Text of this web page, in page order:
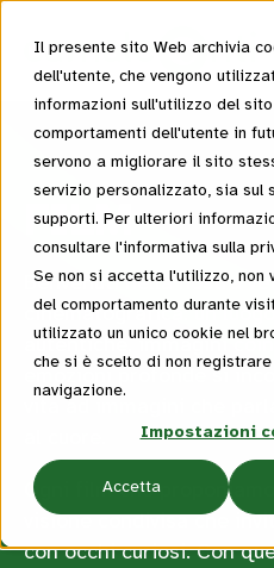
Il presente sito Web archivia
dell'utente, che vengono
informazioni sull'utilizzo del
comportamenti dell'utente in
servono a migliorare il sito
servizio personalizzato, sia sul
supporti. Per ulteriori
consultare l'informativa sulla
Se non si accetta l'utilizzo, non
del comportamento durante
utilizzato un unico cookie nel
che si è scelto di non
navigazione.
Impostazioni
Accetta
FILM
Benvenuti nella nostra
cinematografica: un
autentiche, immagini
emozioni profonde si
vita ad immagini che
Ogni film che
visione condivisa che
con occhi curiosi. Con